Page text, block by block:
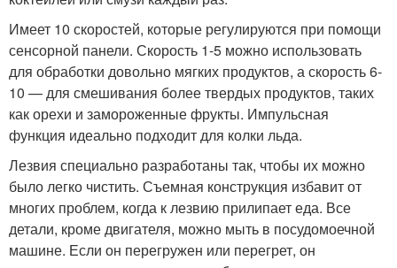
Имеет 10 скоростей, которые регулируются при помощи
сенсорной панели. Скорость 1-5 можно использовать
для обработки довольно мягких продуктов, а скорость 6-
10 — для смешивания более твердых продуктов, таких
как орехи и замороженные фрукты. Импульсная
функция идеально подходит для колки льда.
Лезвия специально разработаны так, чтобы их можно
было легко чистить. Съемная конструкция избавит от
многих проблем, когда к лезвию прилипает еда. Все
детали, кроме двигателя, можно мыть в посудомоечной
машине. Если он перегружен или перегрет, он